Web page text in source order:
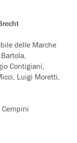
delle Marche
Contigiani,
Luigi Moretti,